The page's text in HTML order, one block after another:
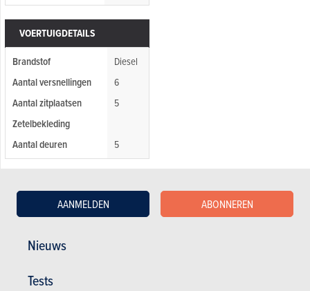
Nieuws
Tests
AANMELDEN ABONNEREN
VOERTUIGDETAILS
Brandstof
Diesel
Aantal versnellingen
6
Aantal zitplaatsen
5
Zetelbekleding
Aantal deuren
5
Parkeersensoren achter
Lichtsensor